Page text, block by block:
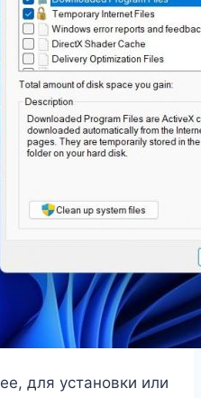
для установки или